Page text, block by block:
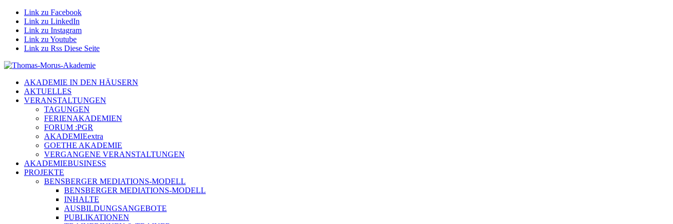
Link zu Facebook
Link zu LinkedIn
Link zu Instagram
Link zu Youtube
Link zu Rss Diese Seite
AKADEMIE IN DEN HÄUSERN
AKTUELLES
VERANSTALTUNGEN
TAGUNGEN
FERIENAKADEMIEN
FORUM :PGR
AKADEMIEextra
GOETHE AKADEMIE
VERGANGENE VERANSTALTUNGEN
AKADEMIEBUSINESS
PROJEKTE
BENSBERGER MEDIATIONS-MODELL
BENSBERGER MEDIATIONS-MODELL
INHALTE
AUSBILDUNGSANGEBOTE
PUBLIKATIONEN